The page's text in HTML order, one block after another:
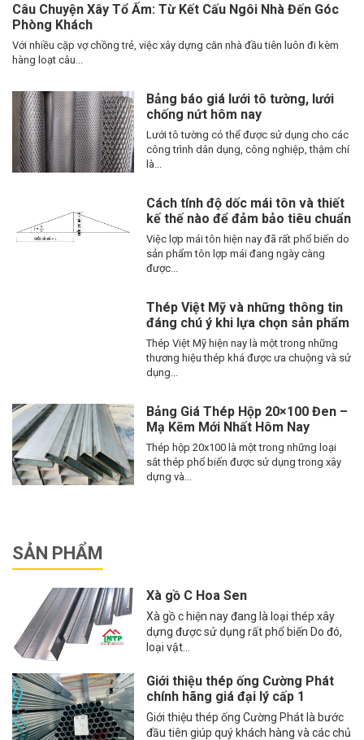
Câu Chuyện Xây Tổ Ấm: Từ Kết Cấu Ngôi Nhà Đến Góc
Phòng Khách
Với nhiều cặp vợ chồng trẻ, việc xây dựng căn nhà đầu tiên luôn đi kèm
hàng loạt câu...
Bảng báo giá lưới tô tường, lưới
chống nứt hôm nay
Lưới tô tường có thể được sử dụng cho các
công trình dân dụng, công nghiệp, thậm chí
là...
Cách tính độ dốc mái tôn và thiết
kế thế nào để đảm bảo tiêu chuẩn
Việc lợp mái tôn hiện nay đã rất phổ biến do
sản phẩm tôn lợp mái đang ngày càng
được...
Thép Việt Mỹ và những thông tin
đáng chú ý khi lựa chọn sản phẩm
Thép Việt Mỹ hiện nay là một trong những
thương hiệu thép khá được ưa chuộng và sử
dụng...
Bảng Giá Thép Hộp 20×100 Đen –
Mạ Kẽm Mới Nhất Hôm Nay
Thép hộp 20x100 là một trong những loại
sắt thép phổ biến được sử dụng trong xây
dựng và...
SẢN PHẨM
Xà gồ C Hoa Sen
Xà gồ c hiện nay đang là loại thép xây
dựng được sử dụng rất phổ biến Do đó,
loại vật...
Giới thiệu thép ống Cường Phát
chính hãng giá đại lý cấp 1
Giới thiệu thép ống Cường Phát là bước
đầu tiên giúp quý khách hàng và các chủ